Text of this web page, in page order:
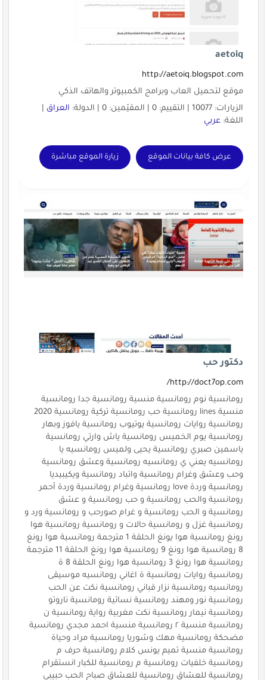
aetoiq
http://aetoiq.blogspot.com
موقع لتحميل العاب وبرامج الكمبيوتر والهاتف الذكي
الزيارات: 10077 | التقييم: 0 | المقيّمين: 0 | الدولة:
العراق|
اللغة: عربي
عرض كافة بيانات الموقع زيارة الموقع مباشرة
دكتور حب
http://doct7op.com/
رومانسية نوم رومانسية منسية رومانسية جدا رومانسية
منسية lines رومانسية حب رومانسية تركية رومانسية 2020
رومانسية روايات رومانسية يوتيوب رومانسية يافوز وبهار
رومانسية يوم الخميس رومانسية ياش وارتي رومانسية
ياسمين صبري رومانسية يحيى ولميس رومانسيه يا
رومانسيه يعني ي رومانسيه رومانسية وعشق رومانسية
وحب وعشق وغرام رومانسية واتباد رومانسية ويكيبيديا
رومانسية وردة love رومانسية وغرام رومانسية وردة أحمر
رومانسية والحب رومانسية و حب رومانسية و عشق
رومانسية و الحب رومانسية و غرام صورحب و رومانسية ورد و
رومانسية غزل و رومانسية حالات و رومانسية رومانسية هوا
رونغ رومانسية هوا يونغ الحلقة 1 مترجمة رومانسية هوا رونغ
8 رومانسية هوا رونغ 9 رومانسية هوا رونغ الحلقة 11 مترجمة
رومانسية هوا رونغ 3 رومانسية هوا رونغ الحلقة 8 ة
رومانسية روايات رومانسية ة اغاني رومانسيه موسيقى
رومانسيه رومانسية نزار قباني رومانسية نكت عن الحب
رومانسية نور ومهند رومانسية نسائية رومانسية ناروتو
رومانسية نيمار رومانسية نكت مغربية رواية رومانسية ن
رومانسية منسية ٢ رومانسية منسية احمد مجدي رومانسية
مضحكة رومانسية مهك وشوريا رومانسية مراد وحياة
رومانسية منسية تميم يونس كلام رومانسية حرف م
رومانسية خلفيات رومانسية م رومانسية للكبار انستقرام
رومانسية للعشاق رومانسية للعشاق صباح الحب حبيبي